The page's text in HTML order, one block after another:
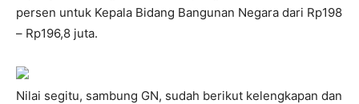
persen untuk Kepala Bidang Bangunan Negara dari Rp198
– Rp196,8 juta.
Nilai segitu, sambung GN, sudah berikut kelengkapan dan